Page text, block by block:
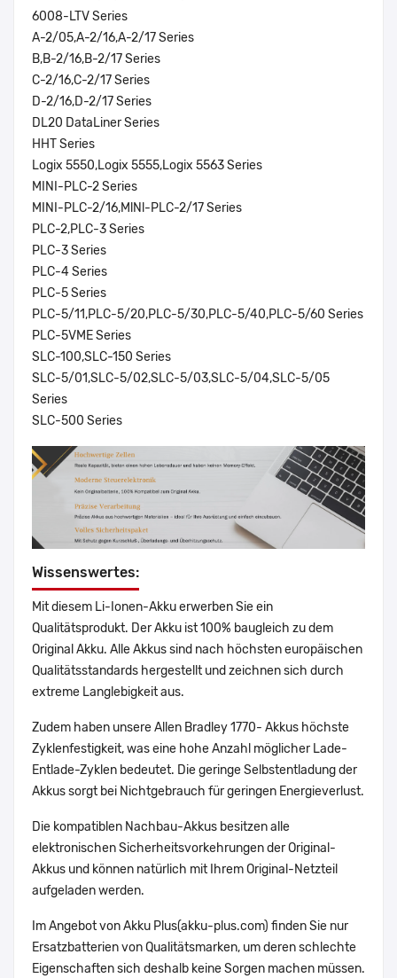
6008-LTV Series
A-2/05,A-2/16,A-2/17 Series
B,B-2/16,B-2/17 Series
C-2/16,C-2/17 Series
D-2/16,D-2/17 Series
DL20 DataLiner Series
HHT Series
Logix 5550,Logix 5555,Logix 5563 Series
MINI-PLC-2 Series
MINI-PLC-2/16,MlNl-PLC-2/17 Series
PLC-2,PLC-3 Series
PLC-3 Series
PLC-4 Series
PLC-5 Series
PLC-5/11,PLC-5/20,PLC-5/30,PLC-5/40,PLC-5/60 Series
PLC-5VME Series
SLC-100,SLC-150 Series
SLC-5/01,SLC-5/02,SLC-5/03,SLC-5/04,SLC-5/05
Series
SLC-500 Series
Wissenswertes:
Mit diesem Li-Ionen-Akku erwerben Sie ein
Qualitätsprodukt. Der Akku ist 100% baugleich zu dem
Original Akku. Alle Akkus sind nach höchsten europäischen
Qualitätsstandards hergestellt und zeichnen sich durch
extreme Langlebigkeit aus.
Zudem haben unsere Allen Bradley 1770- Akkus höchste
Zyklenfestigkeit, was eine hohe Anzahl möglicher Lade-
Entlade-Zyklen bedeutet. Die geringe Selbstentladung der
Akkus sorgt bei Nichtgebrauch für geringen Energieverlust.
Die kompatiblen Nachbau-Akkus besitzen alle
elektronischen Sicherheitsvorkehrungen der Original-
Akkus und können natürlich mit Ihrem Original-Netzteil
aufgeladen werden.
Im Angebot von Akku Plus(akku-plus.com) finden Sie nur
Ersatzbatterien von Qualitätsmarken, um deren schlechte
Eigenschaften sich deshalb keine Sorgen machen müssen.